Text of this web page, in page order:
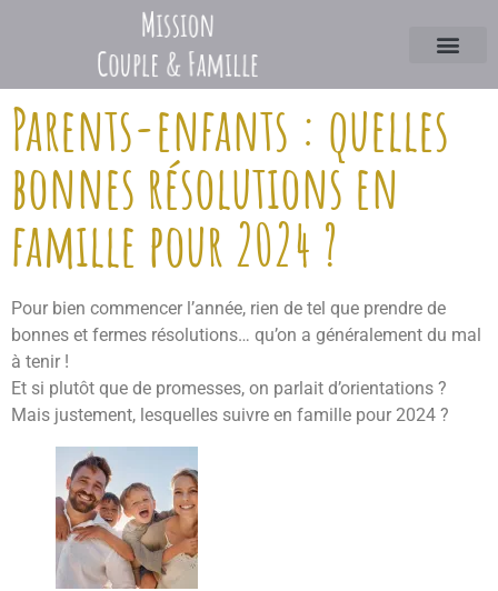
Parents-enfants : quelles
bonnes résolutions en
famille pour 2024 ?
Pour bien commencer l’année, rien de tel que prendre de
bonnes et fermes résolutions… qu’on a généralement du mal
à tenir !
Et si plutôt que de promesses, on parlait d’orientations ?
Mais justement, lesquelles suivre en famille pour 2024 ?